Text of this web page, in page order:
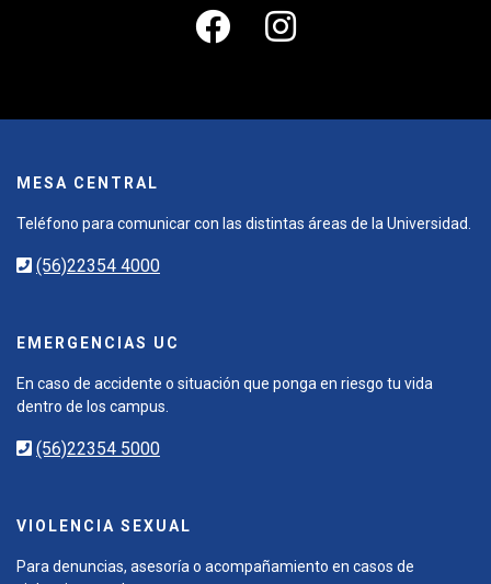
MESA CENTRAL
Teléfono para comunicar con las distintas áreas de la Universidad.
(56)22354 4000
EMERGENCIAS UC
En caso de accidente o situación que ponga en riesgo tu vida
dentro de los campus.
(56)22354 5000
VIOLENCIA SEXUAL
Para denuncias, asesoría o acompañamiento en casos de